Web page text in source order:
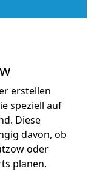
erstellen
speziell auf
Diese
davon, ob
oder
planen.